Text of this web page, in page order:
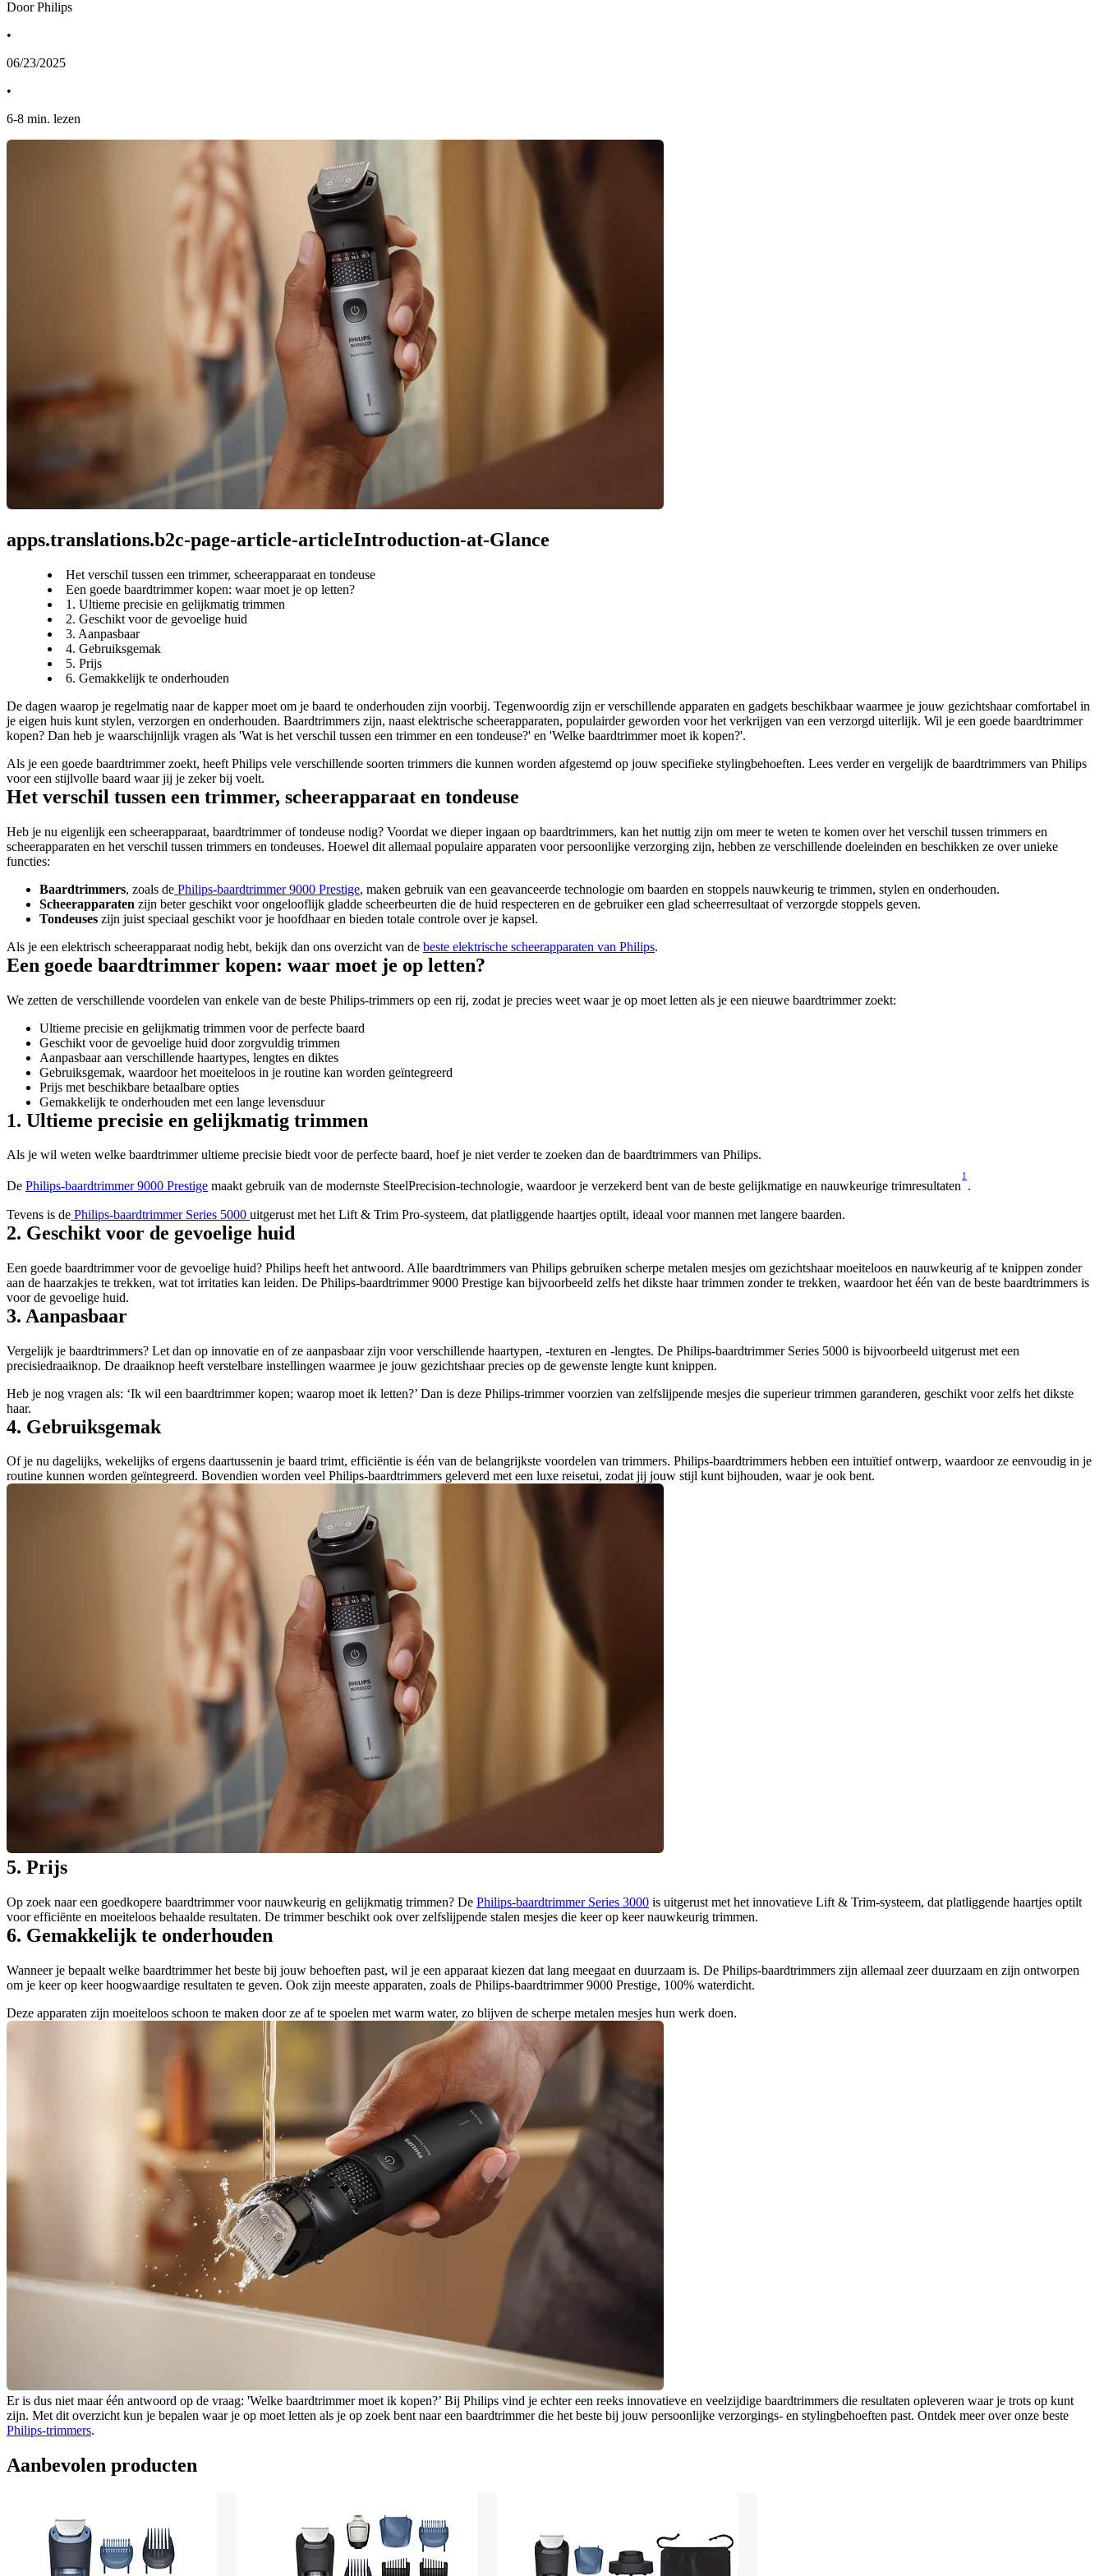
Door Philips
•
06/23/2025
•
6-8 min. lezen
apps.translations.b2c-page-article-articleIntroduction-at-Glance
Het verschil tussen een trimmer, scheerapparaat en tondeuse
Een goede baardtrimmer kopen: waar moet je op letten?
1. Ultieme precisie en gelijkmatig trimmen
2. Geschikt voor de gevoelige huid
3. Aanpasbaar
4. Gebruiksgemak
5. Prijs
6. Gemakkelijk te onderhouden
De dagen waarop je regelmatig naar de kapper moet om je baard te onderhouden zijn voorbij. Tegenwoordig zijn er verschillende apparaten en gadgets beschikbaar waarmee je jouw gezichtshaar comfortabel in
je eigen huis kunt stylen, verzorgen en onderhouden. Baardtrimmers zijn, naast elektrische scheerapparaten, populairder geworden voor het verkrijgen van een verzorgd uiterlijk. Wil je een goede baardtrimmer
kopen? Dan heb je waarschijnlijk vragen als 'Wat is het verschil tussen een trimmer en een tondeuse?' en 'Welke baardtrimmer moet ik kopen?'.
Als je een goede baardtrimmer zoekt, heeft Philips vele verschillende soorten trimmers die kunnen worden afgestemd op jouw specifieke stylingbehoeften. Lees verder en vergelijk de baardtrimmers van Philips
voor een stijlvolle baard waar jij je zeker bij voelt.
Het verschil tussen een trimmer, scheerapparaat en tondeuse
Heb je nu eigenlijk een scheerapparaat, baardtrimmer of tondeuse nodig? Voordat we dieper ingaan op baardtrimmers, kan het nuttig zijn om meer te weten te komen over het verschil tussen trimmers en
scheerapparaten en het verschil tussen trimmers en tondeuses. Hoewel dit allemaal populaire apparaten voor persoonlijke verzorging zijn, hebben ze verschillende doeleinden en beschikken ze over unieke
functies:
Baardtrimmers, zoals de Philips-baardtrimmer 9000 Prestige, maken gebruik van een geavanceerde technologie om baarden en stoppels nauwkeurig te trimmen, stylen en onderhouden.
Scheerapparaten zijn beter geschikt voor ongelooflijk gladde scheerbeurten die de huid respecteren en de gebruiker een glad scheerresultaat of verzorgde stoppels geven.
Tondeuses zijn juist speciaal geschikt voor je hoofdhaar en bieden totale controle over je kapsel.
Als je een elektrisch scheerapparaat nodig hebt, bekijk dan ons overzicht van de beste elektrische scheerapparaten van Philips.
Een goede baardtrimmer kopen: waar moet je op letten?
We zetten de verschillende voordelen van enkele van de beste Philips-trimmers op een rij, zodat je precies weet waar je op moet letten als je een nieuwe baardtrimmer zoekt:
Ultieme precisie en gelijkmatig trimmen voor de perfecte baard
Geschikt voor de gevoelige huid door zorgvuldig trimmen
Aanpasbaar aan verschillende haartypes, lengtes en diktes
Gebruiksgemak, waardoor het moeiteloos in je routine kan worden geïntegreerd
Prijs met beschikbare betaalbare opties
Gemakkelijk te onderhouden met een lange levensduur
1. Ultieme precisie en gelijkmatig trimmen
Als je wil weten welke baardtrimmer ultieme precisie biedt voor de perfecte baard, hoef je niet verder te zoeken dan de baardtrimmers van Philips.
De Philips-baardtrimmer 9000 Prestige maakt gebruik van de modernste SteelPrecision-technologie, waardoor je verzekerd bent van de beste gelijkmatige en nauwkeurige trimresultaten
1
.
Tevens is de Philips-baardtrimmer Series 5000 uitgerust met het Lift & Trim Pro-systeem, dat platliggende haartjes optilt, ideaal voor mannen met langere baarden.
2. Geschikt voor de gevoelige huid
Een goede baardtrimmer voor de gevoelige huid? Philips heeft het antwoord. Alle baardtrimmers van Philips gebruiken scherpe metalen mesjes om gezichtshaar moeiteloos en nauwkeurig af te knippen zonder
aan de haarzakjes te trekken, wat tot irritaties kan leiden. De Philips-baardtrimmer 9000 Prestige kan bijvoorbeeld zelfs het dikste haar trimmen zonder te trekken, waardoor het één van de beste baardtrimmers is
voor de gevoelige huid.
3. Aanpasbaar
Vergelijk je baardtrimmers? Let dan op innovatie en of ze aanpasbaar zijn voor verschillende haartypen, -texturen en -lengtes. De Philips-baardtrimmer Series 5000 is bijvoorbeeld uitgerust met een
precisiedraaiknop. De draaiknop heeft verstelbare instellingen waarmee je jouw gezichtshaar precies op de gewenste lengte kunt knippen.
Heb je nog vragen als: ‘Ik wil een baardtrimmer kopen; waarop moet ik letten?’ Dan is deze Philips-trimmer voorzien van zelfslijpende mesjes die superieur trimmen garanderen, geschikt voor zelfs het dikste
haar.
4. Gebruiksgemak
Of je nu dagelijks, wekelijks of ergens daartussenin je baard trimt, efficiëntie is één van de belangrijkste voordelen van trimmers. Philips-baardtrimmers hebben een intuïtief ontwerp, waardoor ze eenvoudig in je
routine kunnen worden geïntegreerd. Bovendien worden veel Philips-baardtrimmers geleverd met een luxe reisetui, zodat jij jouw stijl kunt bijhouden, waar je ook bent.
5. Prijs
Op zoek naar een goedkopere baardtrimmer voor nauwkeurig en gelijkmatig trimmen? De Philips-baardtrimmer Series 3000 is uitgerust met het innovatieve Lift & Trim-systeem, dat platliggende haartjes optilt
voor efficiënte en moeiteloos behaalde resultaten. De trimmer beschikt ook over zelfslijpende stalen mesjes die keer op keer nauwkeurig trimmen.
6. Gemakkelijk te onderhouden
Wanneer je bepaalt welke baardtrimmer het beste bij jouw behoeften past, wil je een apparaat kiezen dat lang meegaat en duurzaam is. De Philips-baardtrimmers zijn allemaal zeer duurzaam en zijn ontworpen
om je keer op keer hoogwaardige resultaten te geven. Ook zijn meeste apparaten, zoals de Philips-baardtrimmer 9000 Prestige, 100% waterdicht.
Deze apparaten zijn moeiteloos schoon te maken door ze af te spoelen met warm water, zo blijven de scherpe metalen mesjes hun werk doen.
Er is dus niet maar één antwoord op de vraag: 'Welke baardtrimmer moet ik kopen?’ Bij Philips vind je echter een reeks innovatieve en veelzijdige baardtrimmers die resultaten opleveren waar je trots op kunt
Philips-trimmers.
Aanbevolen producten